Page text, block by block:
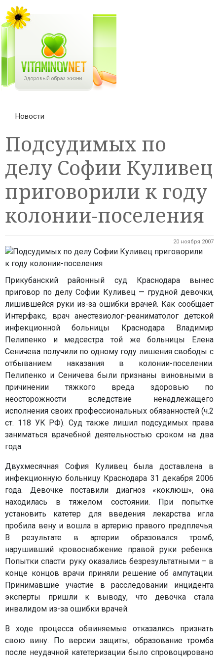
Новости
Подсудимых по
делу Софии Куливец
приговорили к году
колонии-поселения
20 ноября 2007
Прикубанский районный суд Краснодара вынес
приговор по делу Софии Куливец — грудной девочки,
лишившейся руки из-за ошибки врачей. Как сообщает
Интерфакс, врач анестезиолог-реаниматолог детской
инфекционной больницы Краснодара Владимир
Пелипенко и медсестра той же больницы Елена
Сеничева получили по одному году лишения свободы с
отбыванием наказания в колонии-поселении.
Пелипенко и Сеничева были признаны виновными в
причинении тяжкого вреда здоровью по
неосторожности вследствие ненадлежащего
исполнения своих профессиональных обязанностей (ч.2
ст. 118 УК РФ). Суд также лишил подсудимых права
заниматься врачебной деятельностью сроком на два
года.
Двухмесячная София Куливец была доставлена в
инфекционную больницу Краснодара 31 декабря 2006
года. Девочке поставили диагноз «коклюш», она
находилась в тяжелом состоянии. При попытке
установить катетер для введения лекарства игла
пробила вену и вошла в артерию правого предплечья.
В результате в артерии образовался тромб,
нарушивший кровоснабжение правой руки ребенка.
Попытки спасти руку оказались безрезультатными – в
конце концов врачи приняли решение об ампутации.
Принимавшие участие в расследовании инцидента
эксперты пришли к выводу, что девочка стала
инвалидом из-за ошибки врачей.
В ходе процесса обвиняемые отказались признать
свою вину. По версии защиты, образование тромба
после неудачной катетеризации было спровоцировано